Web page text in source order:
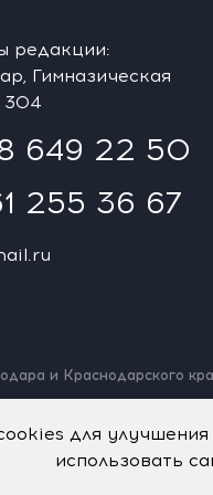
редакции:
Гимназическая
304
649 22 50
255 36 67
и Краснодарского
и нажмите
для
использовать